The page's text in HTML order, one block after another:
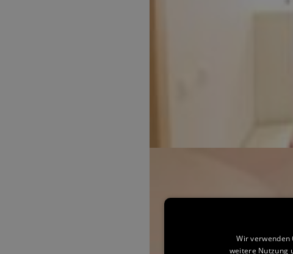
Wir verwenden
weitere Nutzung